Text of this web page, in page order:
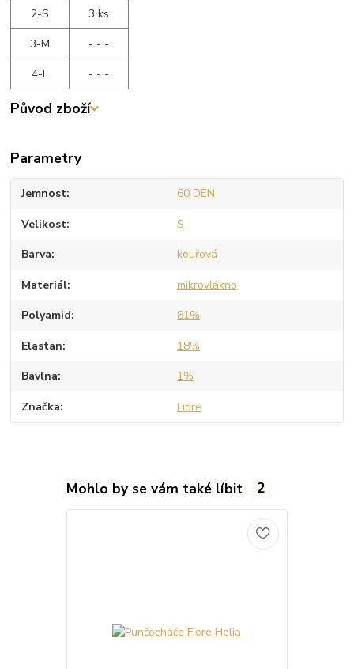
2-S
3 ks
3-M
- - -
4-L
- - -
Původ zboží
Parametry
Jemnost 60 DEN
Velikost S
Barva kouřová
Materiál mikrovlákno
Polyamid 81%
Elastan 18%
Bavlna 1%
Značka Fiore
Mohlo by se vám také líbit 2